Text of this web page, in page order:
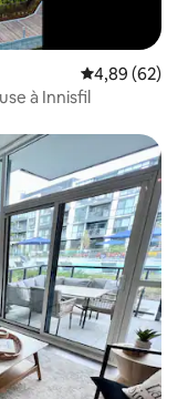
Note
4,89 (62)
à Innisfil
aimés